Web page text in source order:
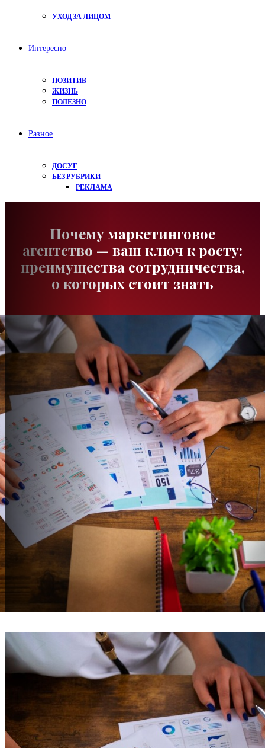
УХОД ЗА ЛИЦОМ
Интересно
ПОЗИТИВ
ЖИЗНЬ
ПОЛЕЗНО
Разное
ДОСУГ
БЕЗ РУБРИКИ
РЕКЛАМА
Почему маркетинговое
агентство — ваш ключ к росту:
преимущества сотрудничества,
о которых стоит знать